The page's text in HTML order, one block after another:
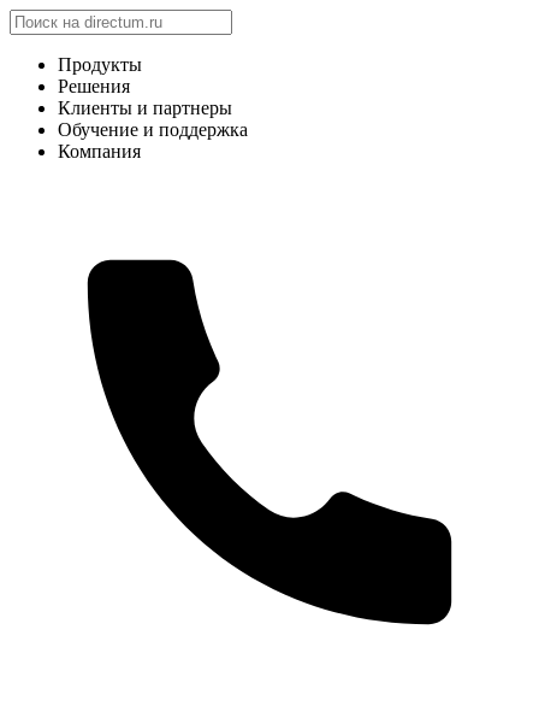
Продукты
Решения
Клиенты и партнеры
Обучение и поддержка
Компания